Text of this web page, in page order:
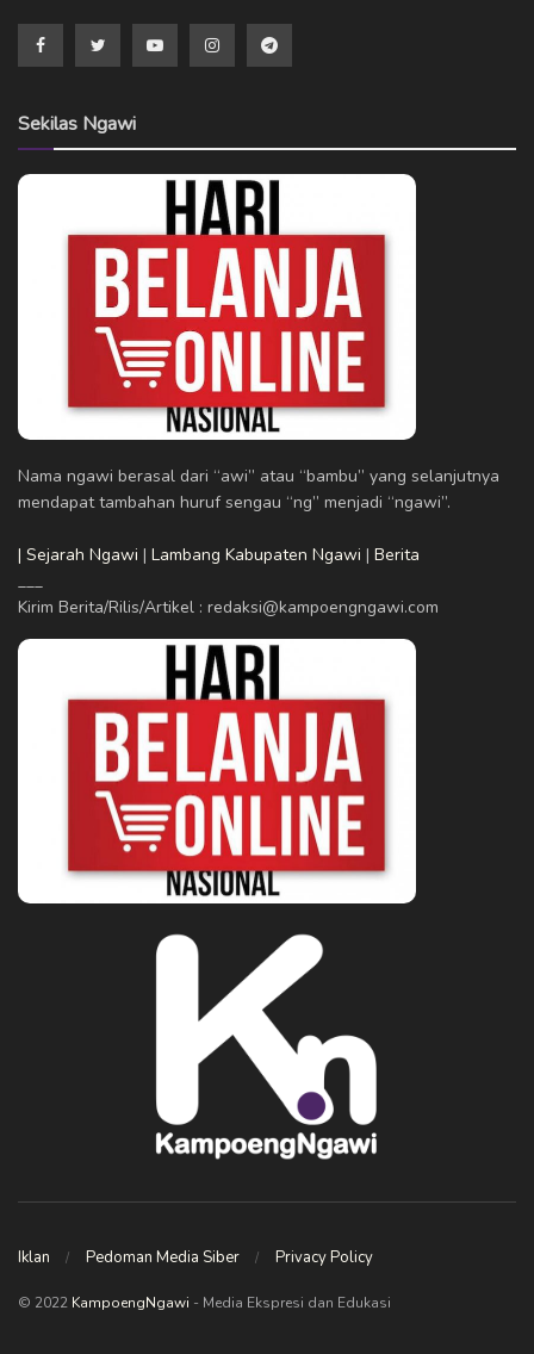
Sekilas Ngawi
Nama ngawi berasal dari “awi” atau “bambu” yang selanjutnya
mendapat tambahan huruf sengau “ng” menjadi “ngawi”.
| Sejarah Ngawi | Lambang Kabupaten Ngawi | Berita
___
Kirim Berita/Rilis/Artikel : redaksi@kampoengngawi.com
Iklan Pedoman Media Siber Privacy Policy
© 2022 KampoengNgawi - Media Ekspresi dan Edukasi